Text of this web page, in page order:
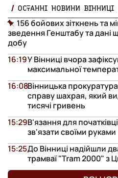
ОСТАННІ НОВИНИ ВІННИЦІ
156 бойових зіткнень та
зведення Генштабу та дані
добу
У Вінниці вчора
максимальної
16:19
Вінницька
справу шахрая, який
тисячі гривень
16:08
В'язання для
зв'язати своїми руками
15:29
До Вінниці надійшли
трамваї "Tram 2000" з
15:25